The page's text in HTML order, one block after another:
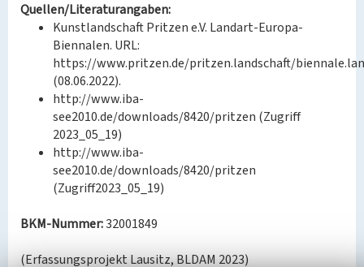
Quellen/Literaturangaben:
Kunstlandschaft Pritzen e.V. Landart-Europa-
Biennalen. URL:
https://www.pritzen.de/pritzen.landschaft/
(08.06.2022).
http://www.iba-
see2010.de/downloads/8420/pritzen (Zugriff
2023_05_19)
http://www.iba-
see2010.de/downloads/8420/pritzen
(Zugriff2023_05_19)
BKM-Nummer:32001849
(Erfassungsprojekt Lausitz, BLDAM 2023)